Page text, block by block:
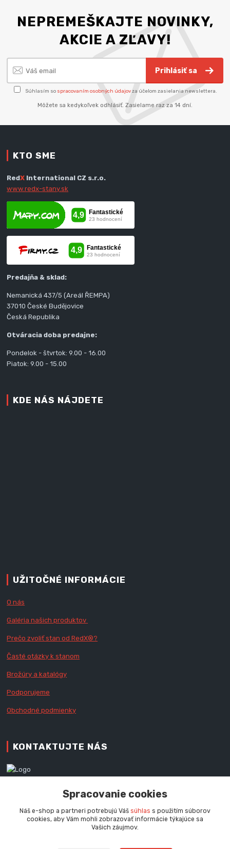
NEPREMEŠKAJTE NOVINKY,
AKCIE A ZĽAVY!
Prihlásiť sa
Súhlasím so spracovaním osobných údajovza účelom zasielania newslettera.
Môžete sa kedykoľvek odhlásiť. Zasielame raz za 14 dní.
KTO SME
RedX International CZ s.r.o.
www.redx-stany.sk
Predajňa & sklad:
Nemanická 437/5 (Areál ŘEMPA)
37010 České Budějovice
Česká Republika
Otváracia doba predajne:
Pondelok - štvrtok: 9.00 - 16.00
Piatok: 9.00 - 15.00
KDE NÁS NÁJDETE
UŽITOČNÉ INFORMÁCIE
O nás
Galéria našich produktov
Prečo zvoliť stan od RedX®?
Časté otázky k stanom
Brožúry a katalógy
Podporujeme
Obchodné podmienky
KONTAKTUJTE NÁS
+421 905 060 020
info@redx-stany.sk
Spracovanie cookies
Náš e-shop a partneri potrebujú Váš súhlas s použitím súborov
cookies, aby Vám mohli zobrazovať informácie týkajúce sa
Vašich záujmov.